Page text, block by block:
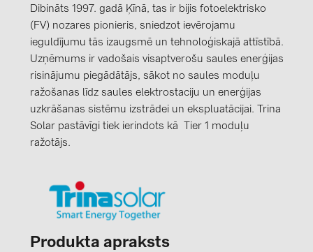
Dibināts 1997. gadā Ķīnā, tas ir bijis fotoelektrisko
(FV) nozares pionieris, sniedzot ievērojamu
ieguldījumu tās izaugsmē un tehnoloģiskajā attīstībā.
Uzņēmums ir vadošais visaptverošu saules enerģijas
risinājumu piegādātājs, sākot no saules moduļu
ražošanas līdz saules elektrostaciju un enerģijas
uzkrāšanas sistēmu izstrādei un ekspluatācijai. Trina
Solar pastāvīgi tiek ierindots kā Tier 1 moduļu
ražotājs.
Produkta apraksts